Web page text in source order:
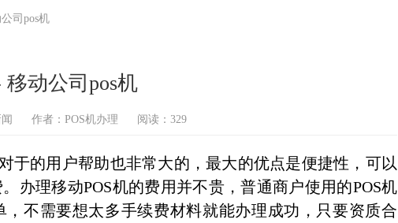
司pos机
动公司pos机
作者：POS机办理 阅读：329
于的用户帮助也非常大的，最大的优点是便捷性，可以
办理移动POS机的费用并不贵，普通商户使用的POS机
不需要想太多手续费材料就能办理成功，只要资质合